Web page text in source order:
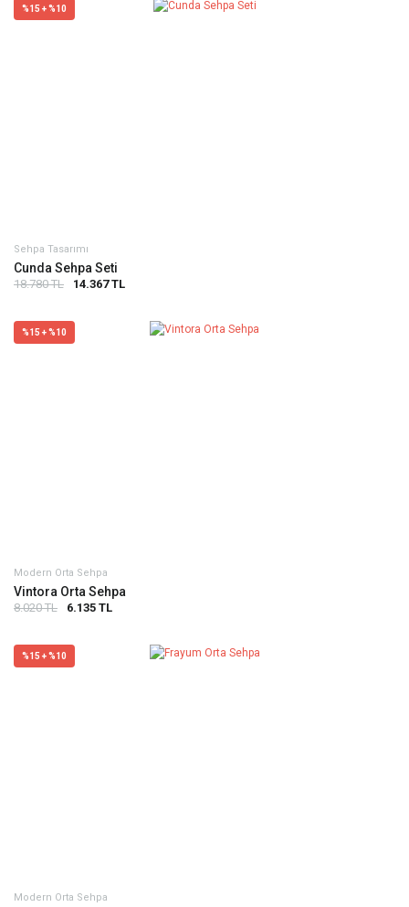
%15 + %10
Sehpa Tasarımı
Cunda Sehpa Seti
18.780 TL 14.367 TL
%15 + %10
Modern Orta Sehpa
Vintora Orta Sehpa
8.020 TL 6.135 TL
%15 + %10
Modern Orta Sehpa